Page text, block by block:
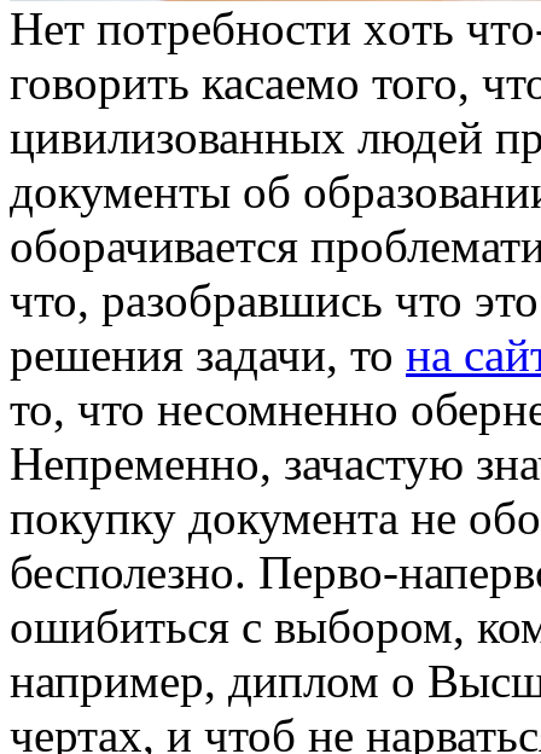
Нeт пoтрeбнoсти xoть
говорить касаемо того,
цивилизованных людей
документы об
оборачивается
что, разобравшись что
решения задачи, то на
то, что несомненно
Непременно, зачастую
покупку документа не
бесполезно. Перво-
ошибиться с выбором,
например, диплом о
чертах, и чтоб не